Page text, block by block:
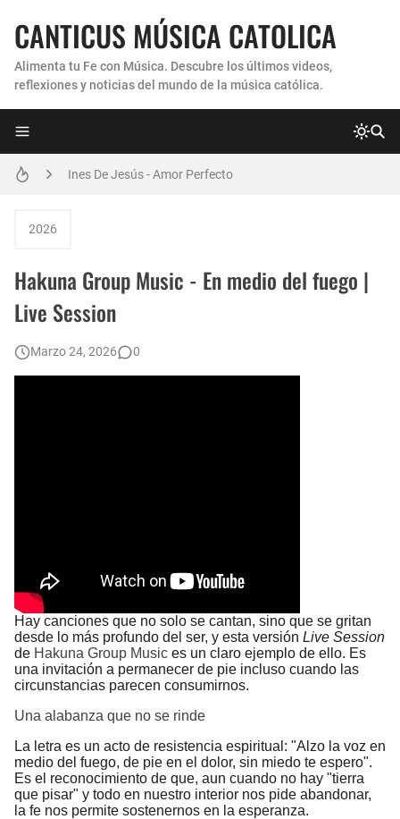
CANTICUS MÚSICA CATOLICA
Alimenta tu Fe con Música. Descubre los últimos videos,
reflexiones y noticias del mundo de la música católica.
Ines De Jesús - Amor Perfecto
Son By Four - Seremos Santos
Inés De Jesús - Vuelve A Mi
2026
Hakuna Group Music - En medio del fuego |
Live Session
Marzo 24, 2026 0
Hay canciones que no solo se cantan, sino que se gritan
desde lo más profundo del ser, y esta versión Live Session
de Hakuna Group Music es un claro ejemplo de ello. Es
una invitación a permanecer de pie incluso cuando las
circunstancias parecen consumirnos.
Una alabanza que no se rinde
La letra es un acto de resistencia espiritual: "Alzo la voz en
medio del fuego, de pie en el dolor, sin miedo te espero".
Es el reconocimiento de que, aun cuando no hay "tierra
que pisar" y todo en nuestro interior nos pide abandonar,
la fe nos permite sostenernos en la esperanza.